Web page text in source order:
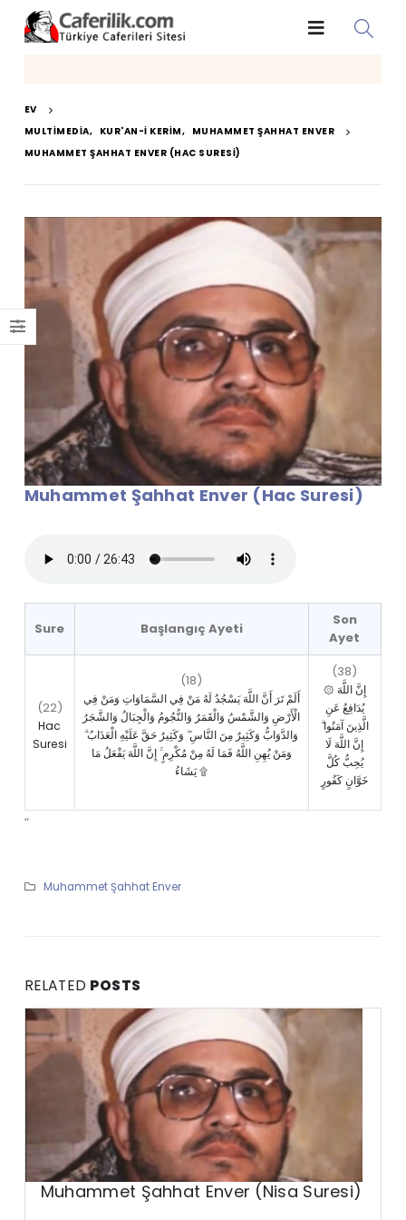
EV
MULTIMEDIA, KUR'AN-I KERIM, MUHAMMET ŞAHHAT ENVER
MUHAMMET ŞAHHAT ENVER (HAC SURESI)
Muhammet Şahhat Enver (Hac Suresi)
Sure Başlangıç Ayeti
Son
Ayet
(22)
Hac
Suresi
(18)
أَلَمْ تَرَ أَنَّ اللَّهَ يَسْجُدُ لَهُ مَنْ فِي السَّمَاوَاتِ وَمَنْ فِي
الْأَرْضِ وَالشَّمْسُ وَالْقَمَرُ وَالنُّجُومُ وَالْجِبَالُ وَالشَّجَرُ
وَالدَّوَابُّ وَكَثِيرٌ مِنَ النَّاسِ ۖ وَكَثِيرٌ حَقَّ عَلَيْهِ الْعَذَابُ ۗ
وَمَنْ يُهِنِ اللَّهُ فَمَا لَهُ مِنْ مُكْرِمٍ ۚ إِنَّ اللَّهَ يَفْعَلُ مَا
يَشَاءُ ۩
(38)
۞ إِنَّ اللَّهَ
يُدَافِعُ عَنِ
الَّذِينَ آمَنُوا ۗ
إِنَّ اللَّهَ لَا
يُحِبُّ كُلَّ
خَوَّانٍ كَفُورٍ
“
Muhammet Şahhat Enver
RELATED POSTS
Muhammet Şahhat Enver (Nisa Suresi)